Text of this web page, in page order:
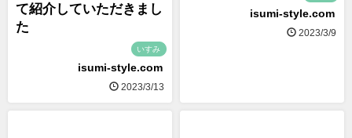
て紹介していただきまし
た
いすみ
isumi-style.com
2023/3/13
isumi-style.com
2023/3/9